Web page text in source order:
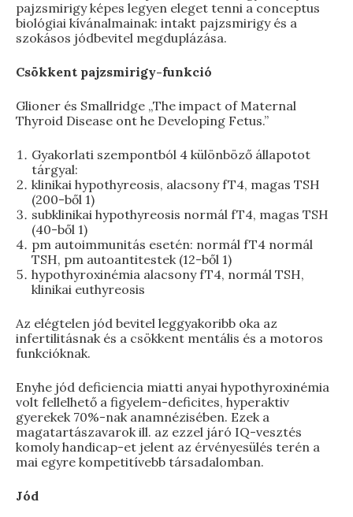
pajzsmirigy képes legyen eleget tenni a conceptus
biológiai kívánalmainak: intakt pajzsmirigy és a
szokásos jódbevitel megduplázása.
Csökkent pajzsmirigy-funkció
Glioner és Smallridge „The impact of Maternal
Thyroid Disease ont he Developing Fetus.”
Gyakorlati szempontból 4 különböző állapotot
tárgyal:
klinikai hypothyreosis, alacsony fT4, magas TSH
(200-ből 1)
subklinikai hypothyreosis normál fT4, magas TSH
(40-ből 1)
pm autoimmunitás esetén: normál fT4 normál
TSH, pm autoantitestek (12-ből 1)
hypothyroxinémia alacsony fT4, normál TSH,
klinikai euthyreosis
Az elégtelen jód bevitel leggyakoribb oka az
infertilitásnak és a csökkent mentális és a motoros
funkcióknak.
Enyhe jód deficiencia miatti anyai hypothyroxinémia
volt fellelhető a figyelem-deficites, hyperaktiv
gyerekek 70%-nak anamnézisében. Ezek a
magatartászavarok ill. az ezzel járó IQ-vesztés
komoly handicap-et jelent az érvényesülés terén a
mai egyre kompetitívebb társadalomban.
Jód